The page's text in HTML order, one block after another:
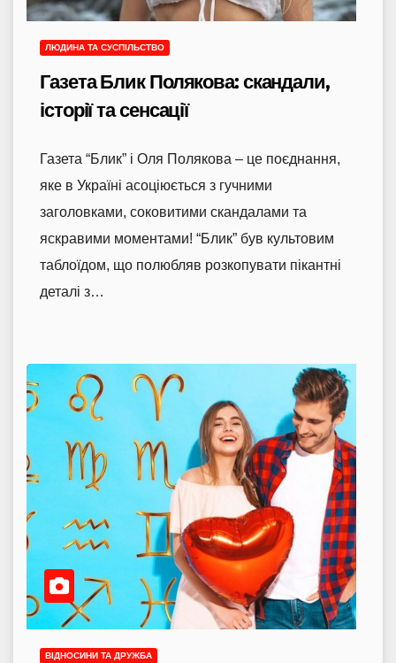
ЛЮДИНА ТА СУСПІЛЬСТВО
Газета Блик Полякова: скандали,
історії та сенсації
Газета “Блик” і Оля Полякова – це поєднання,
яке в Україні асоціюється з гучними
заголовками, соковитими скандалами та
яскравими моментами! “Блик” був культовим
таблоїдом, що полюбляв розкопувати пікантні
деталі з…
ВІДНОСИНИ ТА ДРУЖБА